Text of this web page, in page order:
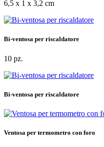
6,5 x 1 x 3,2 cm
Bi-ventosa per riscaldatore
10 pz.
Bi-ventosa per riscaldatore
Ventosa per termometro con foro